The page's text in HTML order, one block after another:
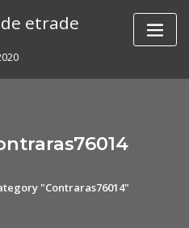
etrade
"Contraras76014"